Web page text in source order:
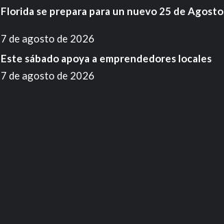
Florida se prepara para un nuevo 25 de Agosto
7 de agosto de 2026
Este sábado apoya a emprendedores locales
7 de agosto de 2026